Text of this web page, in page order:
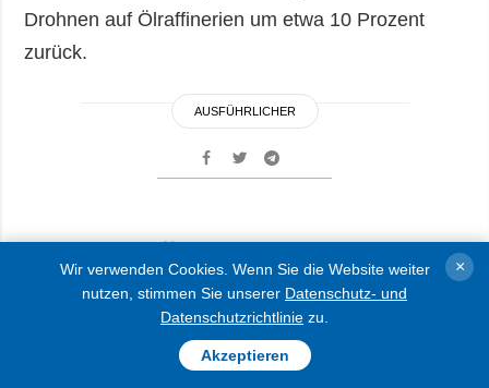
Drohnen auf Ölraffinerien um etwa 10 Prozent
zurück.
AUSFÜHRLICHER
Russen töten einen und
verletzen sechs Zivilisten in
Region Donezk
Wir verwenden Cookies. Wenn Sie die Website weiter
nutzen, stimmen Sie unserer Datenschutz- und
Datenschutzrichtlinie zu.
Akzeptieren
×